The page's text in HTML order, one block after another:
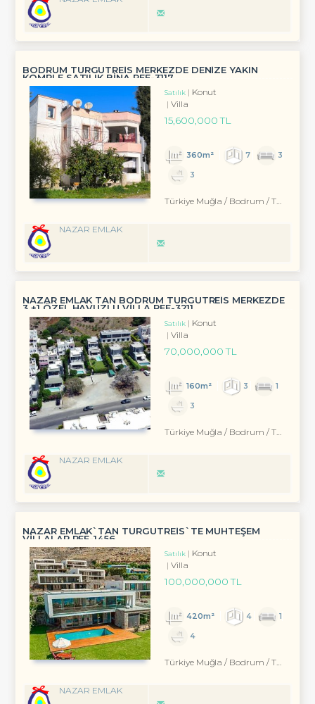
BODRUM TURGUTREİS MERKEZDE DENİZE YAKIN
KOMPLE SATILIK BİNA REF-3117
Satılık
Konut
Villa
15,600,000 TL
360m² 7
3
3
Türkiye Muğla / Bodrum / Turgutreis
NAZAR EMLAK
NAZAR EMLAK TAN BODRUM TURGUTREİS MERKEZDE
3 +1 ÖZEL HAVUZLU VİLLA REF-3211
Satılık
Konut
Villa
70,000,000 TL
160m² 3
1
3
Türkiye Muğla / Bodrum / Turgutreis
NAZAR EMLAK
NAZAR EMLAK`TAN TURGUTREİS`TE MUHTEŞEM
VİLLALAR REF-1456
Satılık
Konut
Villa
100,000,000 TL
420m² 4
1
4
Türkiye Muğla / Bodrum / Turgutreis
NAZAR EMLAK